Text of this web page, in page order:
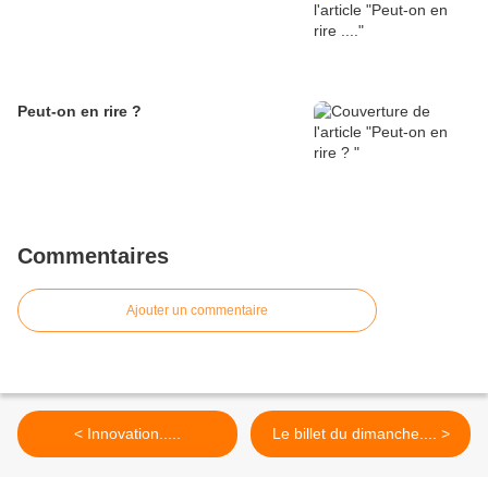
Peut-on en rire ?
Commentaires
Ajouter un commentaire
< Innovation..... Le billet du dimanche.... >